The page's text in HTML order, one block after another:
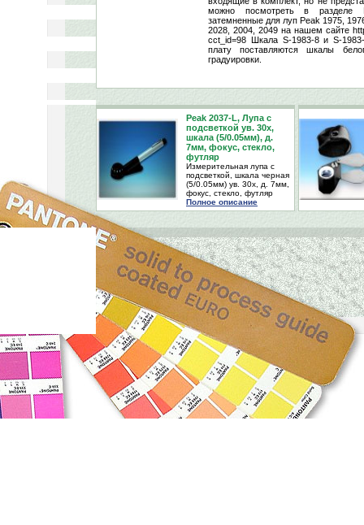
можно посмотреть в разделе
затемненные для луп Peak 1975,
2028, 2004, 2049 на нашем сайте
cct_id=98 Шкала S-1983-8 и S-
плату поставляются шкалы
градуировки.
Peak 2037-L, Лупа с
подсветкой ув. 30х,
шкала (5/0.05мм), д.
7мм, фокус, стекло,
футляр
Измерительная лупа с
подсветкой, шкала черная
(5/0.05мм) ув. 30х, д. 7мм,
фокус, стекло, футляр
Полное описание